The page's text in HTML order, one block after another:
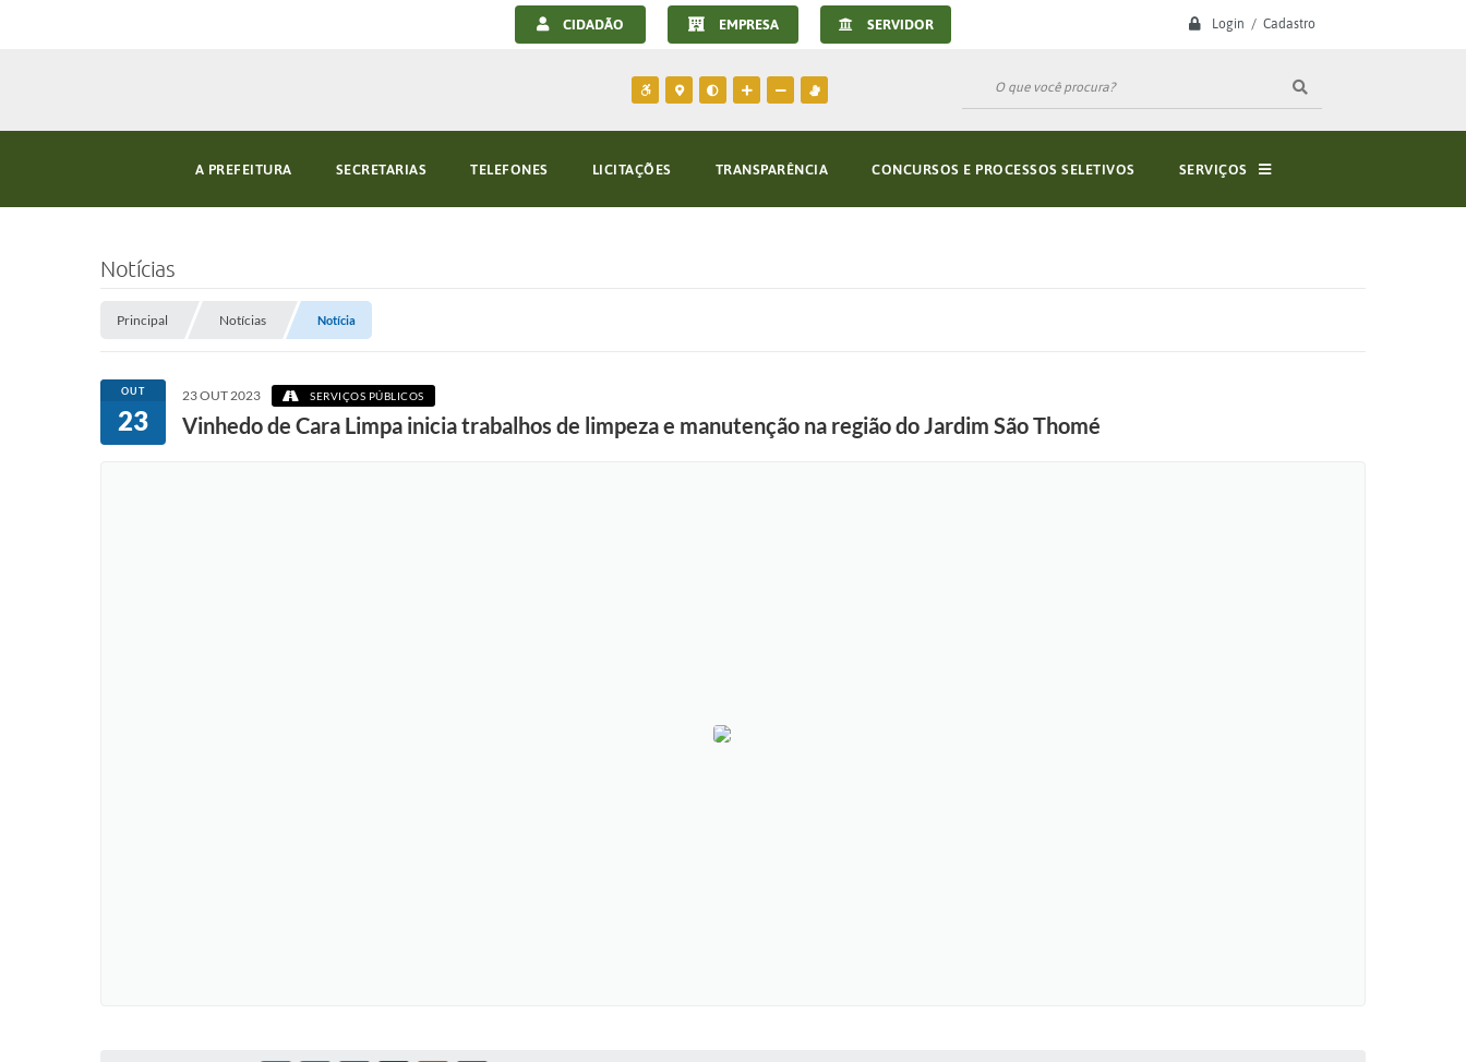
Login / Cadastro
CIDADÃO EMPRESA SERVIDOR
A PREFEITURA SECRETARIAS TELEFONES LICITAÇÕES TRANSPARÊNCIA CONCURSOS E PROCESSOS SELETIVOS SERVIÇOS
Notícias
Principal Notícias Notícia
OUT
23
23 OUT 2023 SERVIÇOS PÚBLICOS
Vinhedo de Cara Limpa inicia trabalhos de limpeza e manutenção na região do Jardim São Thomé